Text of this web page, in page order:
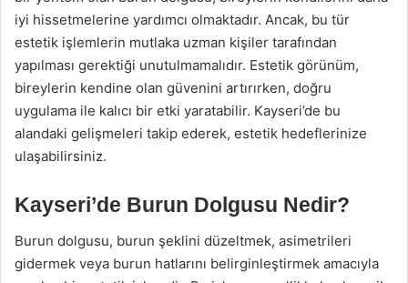
iyi hissetmelerine yardımcı olmaktadır. Ancak, bu tür
estetik işlemlerin mutlaka uzman kişiler tarafından
yapılması gerektiği unutulmamalıdır. Estetik görünüm,
bireylerin kendine olan güvenini artırırken, doğru
uygulama ile kalıcı bir etki yaratabilir. Kayseri’de bu
alandaki gelişmeleri takip ederek, estetik hedeflerinize
ulaşabilirsiniz.
Kayseri’de Burun Dolgusu Nedir?
Burun dolgusu, burun şeklini düzeltmek, asimetrileri
gidermek veya burun hatlarını belirginleştirmek amacıyla